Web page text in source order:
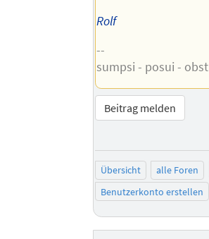
Rolf
--
sumpsi - posui -
Beitrag melden
Übersicht alle Foren
Benutzerkonto erstellen